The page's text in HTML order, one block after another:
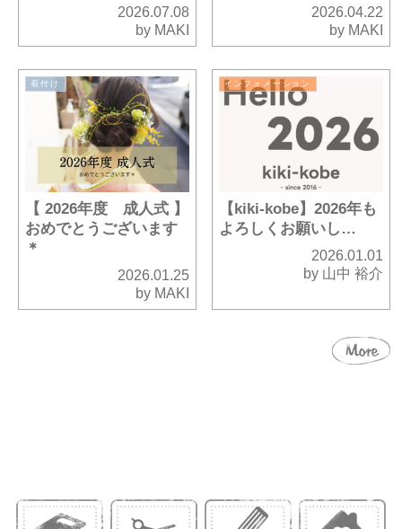
2026.07.08
by MAKI
2026.04.22
by MAKI
着付け
【 2026年度 成人式 】
おめでとうございます
＊
2026.01.25
by MAKI
インフォメーション
【kiki-kobe】2026年も
よろしくお願いし…
2026.01.01
by 山中 裕介